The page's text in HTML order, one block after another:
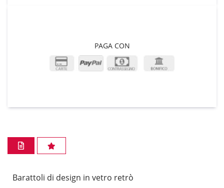
PAGA CON
Barattoli di design in vetro retrò